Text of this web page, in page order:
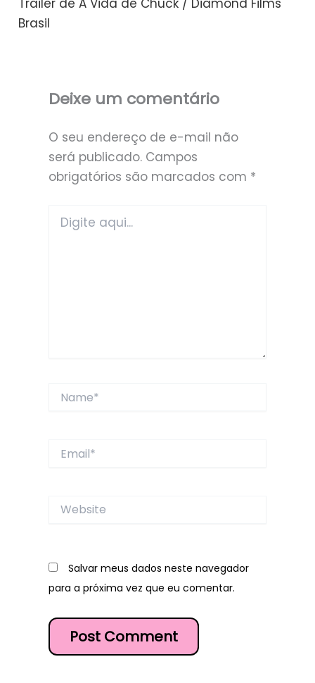
Trailer de A Vida de Chuck / Diamond Films
Brasil
Deixe um comentário
O seu endereço de e-mail não
será publicado. Campos
obrigatórios são marcados com *
aqui...
Website
Salvar meus dados neste navegador
para a próxima vez que eu comentar.